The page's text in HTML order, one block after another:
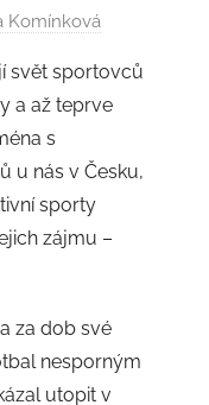
Komínková
svět sportovců
a až teprve
s
u nás v Česku,
sporty
zájmu –
za dob své
nesporným
utopit v